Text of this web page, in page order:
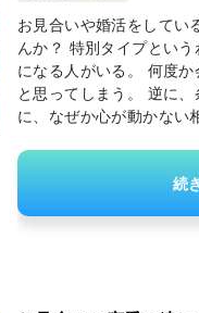
お見合いや婚活をしてい
んか？ 特別タイプとい
になる人がいる。 何度か
と思ってしまう。 逆に
に、なぜか心が動かない
続